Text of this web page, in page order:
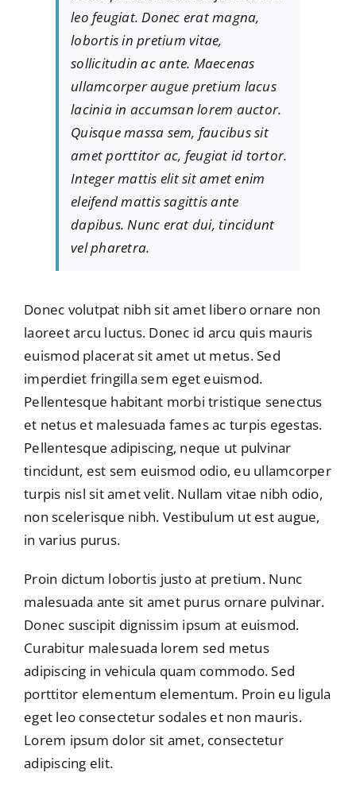
leo feugiat. Donec erat magna,
lobortis in pretium vitae,
sollicitudin ac ante. Maecenas
ullamcorper augue pretium lacus
lacinia in accumsan lorem auctor.
Quisque massa sem, faucibus sit
amet porttitor ac, feugiat id tortor.
Integer mattis elit sit amet enim
eleifend mattis sagittis ante
dapibus. Nunc erat dui, tincidunt
vel pharetra.
Donec volutpat nibh sit amet libero ornare non
laoreet arcu luctus. Donec id arcu quis mauris
euismod placerat sit amet ut metus. Sed
imperdiet fringilla sem eget euismod.
Pellentesque habitant morbi tristique senectus
et netus et malesuada fames ac turpis egestas.
Pellentesque adipiscing, neque ut pulvinar
tincidunt, est sem euismod odio, eu ullamcorper
turpis nisl sit amet velit. Nullam vitae nibh odio,
non scelerisque nibh. Vestibulum ut est augue,
in varius purus.
Proin dictum lobortis justo at pretium. Nunc
malesuada ante sit amet purus ornare pulvinar.
Donec suscipit dignissim ipsum at euismod.
Curabitur malesuada lorem sed metus
adipiscing in vehicula quam commodo. Sed
porttitor elementum elementum. Proin eu ligula
eget leo consectetur sodales et non mauris.
Lorem ipsum dolor sit amet, consectetur
adipiscing elit.